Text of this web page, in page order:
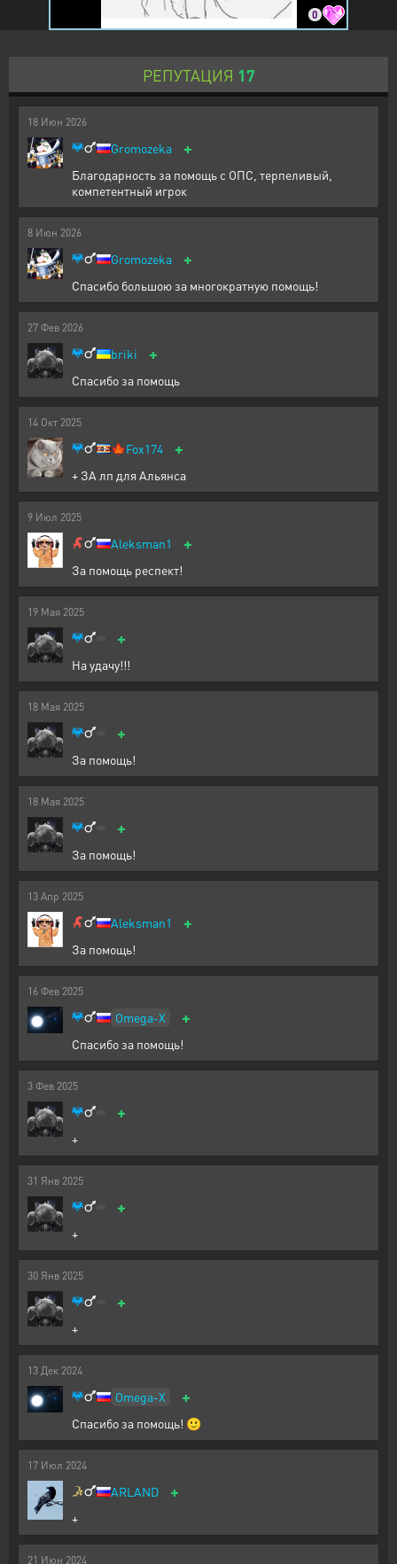
0
РЕПУТАЦИЯ 17
18 Июн 2026
Gromozeka +
Благодарность за помощь с ОПС, терпеливый,
компетентный игрок
8 Июн 2026
Gromozeka +
Спасибо большою за многократную помощь!
27 Фев 2026
briki +
Спасибо за помощь
14 Окт 2025
🍁Fox174 +
+ ЗА лп для Альянса
9 Июл 2025
Aleksman1 +
За помощь респект!
19 Мая 2025
+
На удачу!!!
18 Мая 2025
+
За помощь!
18 Мая 2025
+
За помощь!
13 Апр 2025
Aleksman1 +
За помощь!
16 Фев 2025
Omega-X +
Спасибо за помощь!
3 Фев 2025
+
+
31 Янв 2025
+
+
30 Янв 2025
+
+
13 Дек 2024
Omega-X +
Спасибо за помощь! 🙂
17 Июл 2024
ARLAND +
+
21 Июн 2024